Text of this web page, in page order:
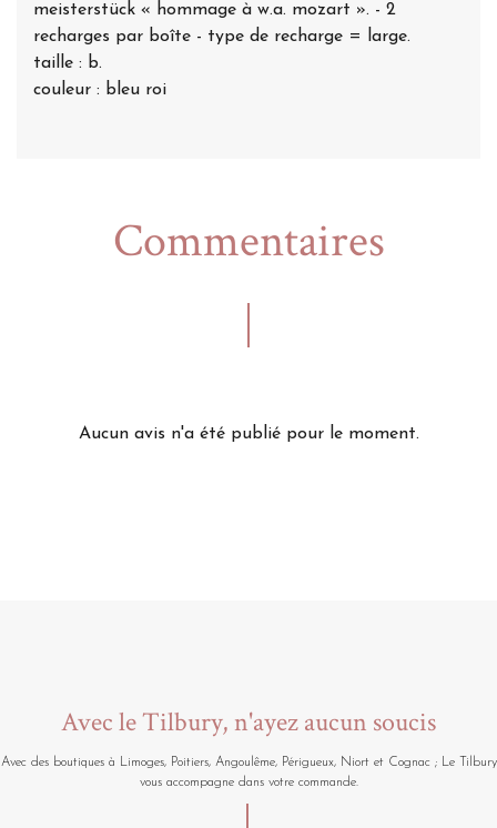
meisterstück « hommage à w.a. mozart ». - 2
recharges par boîte - type de recharge = large.
taille : b.
couleur : bleu roi
Commentaires
Aucun avis n'a été publié pour le moment.
Avec le Tilbury, n'ayez aucun soucis
Avec des boutiques à Limoges, Poitiers, Angoulême, Périgueux, Niort et Cognac ; Le Tilbury
vous accompagne dans votre commande.